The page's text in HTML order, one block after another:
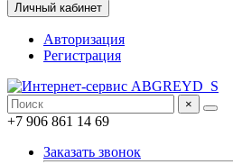
Личный кабинет
Авторизация
Регистрация
×
+7 906 861 14 69
Заказать звонок